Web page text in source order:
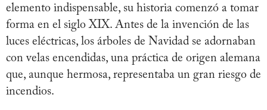
elemento indispensable, su historia comenzó a tomar
forma en el siglo XIX. Antes de la invención de las
luces eléctricas, los árboles de Navidad se adornaban
con velas encendidas, una práctica de origen alemana
que, aunque hermosa, representaba un gran riesgo de
incendios.